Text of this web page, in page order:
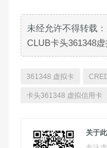
未经允许不得转载：
CLUB卡头361348
361348 虚拟卡
卡头361348 虚拟信用卡
关于